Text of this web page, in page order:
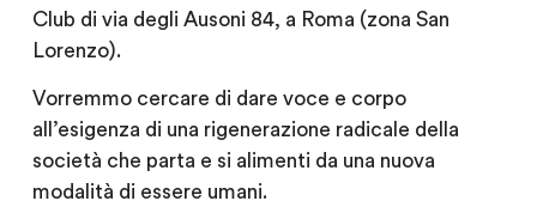
Club di via degli Ausoni 84, a Roma (zona San
Lorenzo).
Vorremmo cercare di dare voce e corpo
all’esigenza di una rigenerazione radicale della
società che parta e si alimenti da una nuova
modalità di essere umani.